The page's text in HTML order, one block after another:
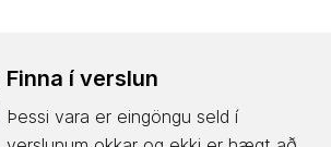
Finna í verslun
Þessi vara er eingöngu seld í